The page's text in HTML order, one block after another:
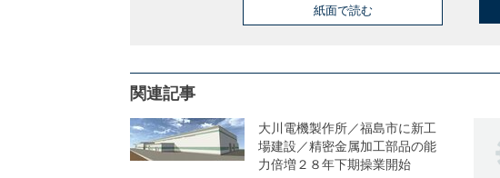
紙面で読む
関連記事
大川電機製作所／福島市に新工
場建設／精密金属加工部品の能
力倍増２８年下期操業開始